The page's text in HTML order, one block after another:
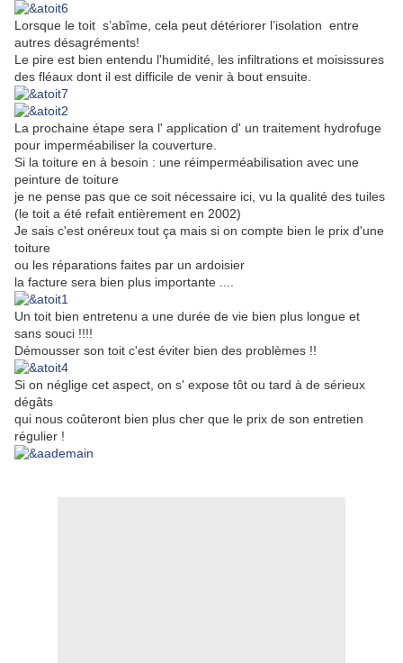
Lorsque le toit s’abîme, cela peut détériorer l’isolation entre
autres désagréments!
Le pire est bien entendu l'humidité , les infiltrations et moisissures
des fléaux dont il est difficile de venir à bout ensuite.
La prochaine étape sera l' application d' un traitement hydrofuge
pour imperméabiliser la couverture.
Si la toiture en à besoin : une réimperméabilisation avec une
peinture de toiture
je ne pense pas que ce soit nécessaire ici, vu la qualité des tuiles
(le toit a été refait entièrement en 2002)
Je sais c'est onéreux tout ça mais si on compte bien le prix d'une
toiture
ou les réparations faites par un ardoisier
la facture sera bien plus importante ....
Un toit bien entretenu a une durée de vie bien plus longue et
sans souci !!!!
Démousser son toit c'est éviter bien des problèmes !!
Si on néglige cet aspect, on s' expose tôt ou tard à de sérieux
dégâts
qui nous coûteront bien plus cher que le prix de son entretien
régulier !